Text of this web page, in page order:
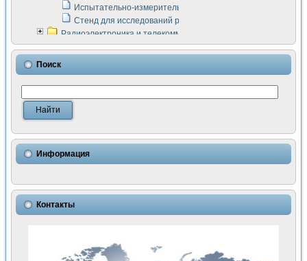
Испытательно-измерительный комплекс аппаратуры для
Стенд для исследований рабочих процессов ДВС в
Радиоэлектроника и телекоммуникации
LabVIEW в расчетах радиолиний систем передачи данных
Аппаратно-программный комплекс для исследования
Виртуальный лабораторный стенд для исследования
Измерение шумовых параметров операционных
Измерительный преобразователь на основе цифровой
Использование NI LabVIEW для математического
Исследовние возможности создания измерителя ВАХ
Математическое моделирование генератора сигналов -
Применение осциллографического модуля с высоким
Симуляция отклика импульсного радиолокационного
Автоматизация формирования уравнений состояния для
Разработка автоматизированного стенда для измерения
Применение среды LabVIEW для построения картины
Поиск
Информация
Контакты